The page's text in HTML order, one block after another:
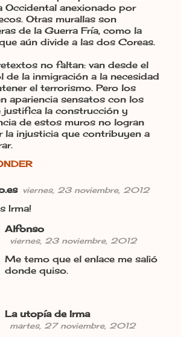
Occidental anexionado por
Otras murallas son
de la Guerra Fría, como la
aún divide a las dos Coreas.
no faltan: van desde el
de la inmigración a la necesidad
el terrorismo. Pero los
apariencia sensatos con los
justifica la construcción y
de estos muros no logran
la injusticia que contribuyen a
viernes, 23 noviembre, 2012
Irma!
Alfonso
viernes, 23 noviembre, 2012
Me temo que el enlace me salió
donde quiso.
La utopía de Irma
martes, 27 noviembre, 2012